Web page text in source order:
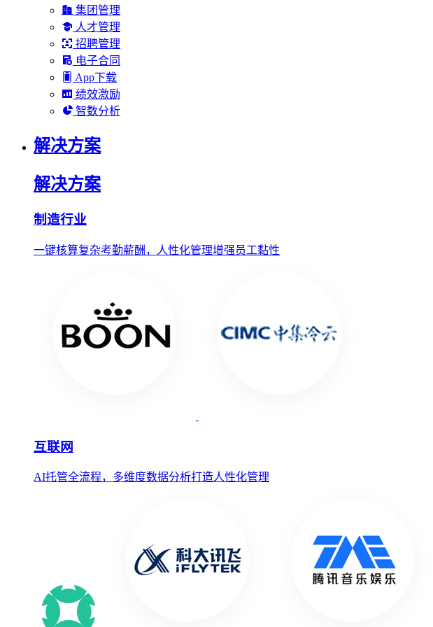
集团管理
人才管理
招聘管理
电子合同
App下载
绩效激励
智数分析
解决方案
解决方案
制造行业
一键核算复杂考勤薪酬，人性化管理增强员工黏性
互联网
AI托管全流程，多维度数据分析打造人性化管理